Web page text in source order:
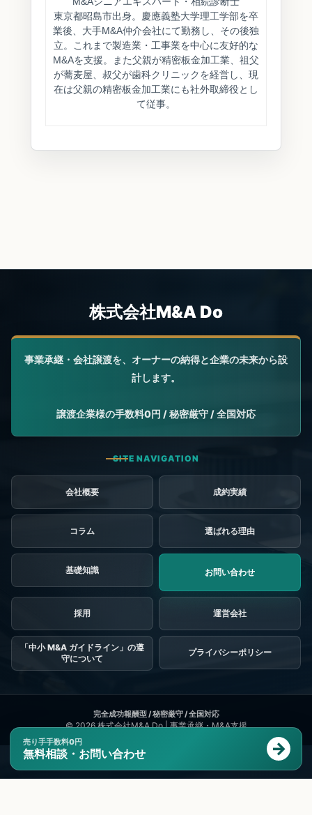
東京都昭島市出身。慶應義塾大学理工学部を卒
業後、大手M&A仲介会社にて勤務し、その後独
立。これまで製造業・工事業を中心に友好的な
M&Aを支援。また父親が精密板金加工業、祖父
が蕎麦屋、叔父が歯科クリニックを経営し、現
在は父親の精密板金加工業にも社外取締役とし
て従事。
会社概要 成約実績
コラム 選ばれる理由
基礎知識 お問い合わせ
採用
「中小 M&A ガイドライン」の遵
守について
プライバシーポリシー
© 2026株式会社M&A Do | 事業承継・M&A支援
売り手手数料0円
無料相談・お問い合わせ